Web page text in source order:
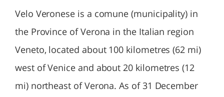
Velo Veronese is a comune (municipality) in
the Province of Verona in the Italian region
Veneto, located about 100 kilometres (62 mi)
west of Venice and about 20 kilometres (12
mi) northeast of Verona. As of 31 December